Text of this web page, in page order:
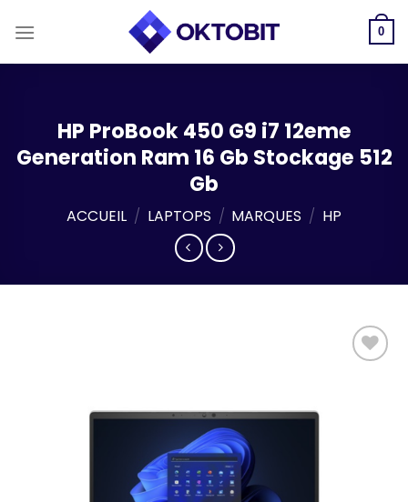
0
HP ProBook 450 G9 i7 12eme
Generation Ram 16 Gb Stockage 512
Gb
ACCUEIL / LAPTOPS / MARQUES / HP